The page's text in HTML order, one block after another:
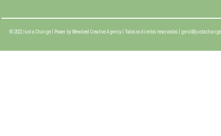
© 2022 Just a Change | Power byWevolved Creative Agency | Todos os direitos reservados |